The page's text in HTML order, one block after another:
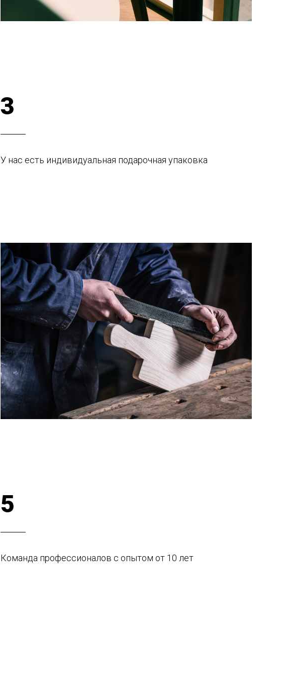
3
У нас есть индивидуальная подарочная упаковка
5
Команда профессионалов с опытом от 10 лет